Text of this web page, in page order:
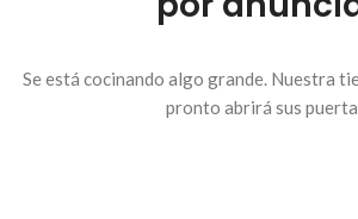
Se está cocinando algo grande. Nuestra
pronto abrirá sus